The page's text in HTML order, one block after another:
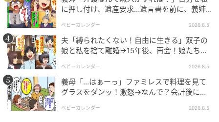
著者：ライター ベビーカレンダー編集部／ママトピ取
材班
ベビーカレンダー編集部
元記事で読む
クリエイター情報
に押し付け、遺産要求…遺言書を前に、義姉
ベビーカレンダー 2026.8.5
夫「縛られたくない！自由に生きる」双子の
娘と私を捨て離婚→15年後、再会！娘たち
ベビーカレンダー 2026.8.5
義母「…はぁーっ」ファミレスで料理を見て
グラスをダンッ！激怒→なんで？会計後に知
ベビーカレンダー 2026.8.5